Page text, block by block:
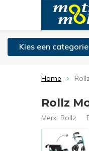
Kies een categorie
Home
Rollz
Merk: Rollz